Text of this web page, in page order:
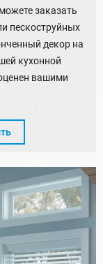
заказать
пескоструйных
декор на
кухонной
вашими